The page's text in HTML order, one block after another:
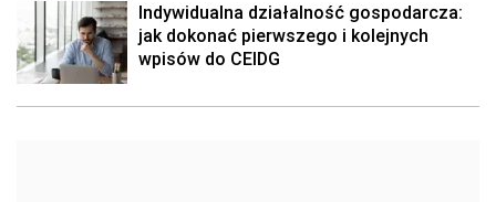
Indywidualna działalność gospodarcza:
jak dokonać pierwszego i kolejnych
wpisów do CEIDG